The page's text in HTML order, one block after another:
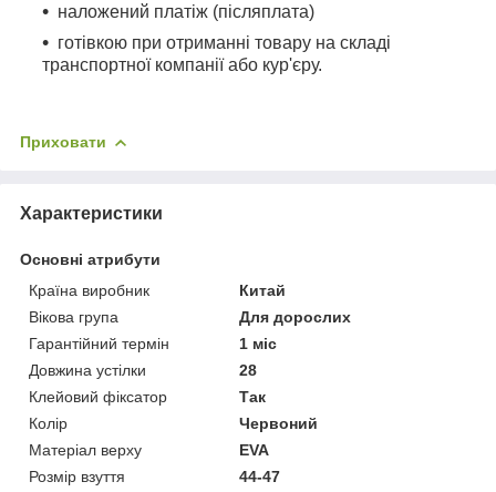
наложений платіж (післяплата)
готівкою при отриманні товару на складі
транспортної компанії або кур'єру.
Приховати
Характеристики
Основні атрибути
Країна виробник
Китай
Вікова група
Для дорослих
Гарантійний термін
1 міс
Довжина устілки
28
Клейовий фіксатор
Так
Колір
Червоний
Матеріал верху
EVA
Розмір взуття
44-47